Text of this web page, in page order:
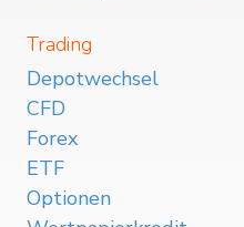
Trading
Depotwechsel
CFD
Forex
ETF
Optionen